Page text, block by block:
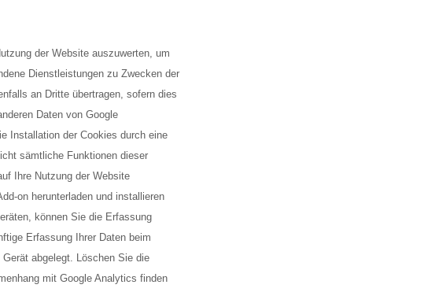
der Website auszuwerten, um
Dienstleistungen zu Zwecken der
an Dritte übertragen, sofern dies
Daten von Google
Installation der Cookies durch eine
sämtliche Funktionen dieser
Ihre Nutzung der Website
on herunterladen und installieren
können Sie die Erfassung
Erfassung Ihrer Daten beim
abgelegt. Löschen Sie die
mit Google Analytics finden